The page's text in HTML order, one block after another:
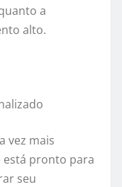
a
alto.
vez mais
está pronto para
seu